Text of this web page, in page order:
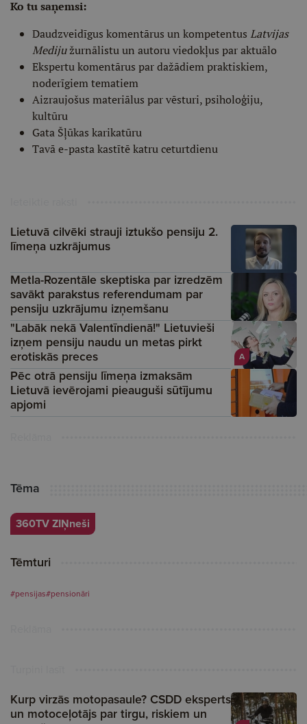
Ko tu saņemsi:
Daudzveidīgus komentārus un kompetentus Latvijas
Medijužurnālistu un autoru viedokļus par aktuālo
Ekspertu komentārus par dažādiem praktiskiem,
noderīgiem tematiem
Aizraujošus materiālus par vēsturi, psiholoģiju,
kultūru
Gata Šļūkas karikatūru
Tavā e-pasta kastītē katru ceturtdienu
Lietuvā cilvēki strauji iztukšo pensiju 2.
līmeņa uzkrājumus
Metla-Rozentāle skeptiska par izredzēm
savākt parakstus referendumam par
pensiju uzkrājumu izņemšanu
A
"Labāk nekā Valentīndienā!" Lietuvieši
izņem pensiju naudu un metas pirkt
erotiskās preces
Pēc otrā pensiju līmeņa izmaksām
Lietuvā ievērojami pieauguši sūtījumu
apjomi
Tēma
360TV ZIŅneši
Tēmturi
#pensijas#pensionāri
Kurp virzās motopasaule? CSDD eksperts
un motoceļotājs par tirgu, riskiem un